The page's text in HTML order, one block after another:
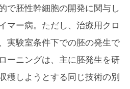
で胚性幹細胞の開発に関与し
マー病。ただし、治療用クロ
実験室条件下での胚の発生で
ーニングは、主に胚発生を研
穫しようとする同じ技術の別